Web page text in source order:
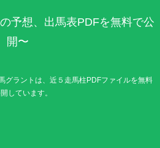
予想、出馬表PDFを無料で公
開〜
グラントは、近５走馬柱PDFファイルを無料
しています。